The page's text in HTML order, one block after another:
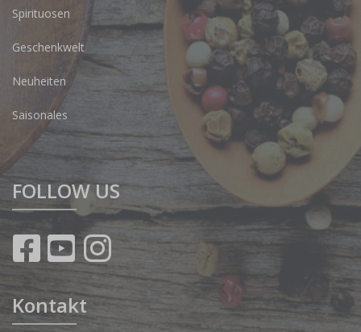
Spirituosen
Geschenkwelt
Neuheiten
Saisonales
FOLLOW US
Kontakt